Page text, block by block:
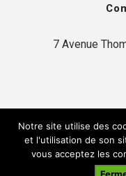
7 Avenue
© 2019 Inytium | Created by:
Notre site utilise des
et l'utilisation de son
vous acceptez les